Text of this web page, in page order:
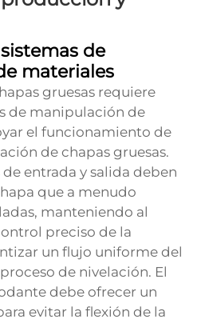
de
materiales
gruesas requiere
de manipulación de
el funcionamiento de
de chapas gruesas.
de entrada y salida deben
que a menudo
manteniendo al
preciso de la
un flujo uniforme del
de nivelación. El
debe ofrecer un
evitar la flexión de la